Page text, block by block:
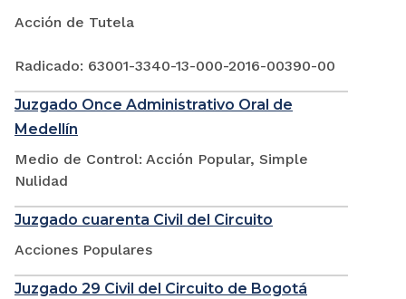
Acción de Tutela
Radicado: 63001-3340-13-000-2016-00390-00
Juzgado Once Administrativo Oral de
Medellín
Medio de Control: Acción Popular, Simple
Nulidad
Juzgado cuarenta Civil del Circuito
Acciones Populares
Juzgado 29 Civil del Circuito de Bogotá